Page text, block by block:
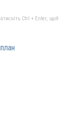
Ctrl + Enter, щоб